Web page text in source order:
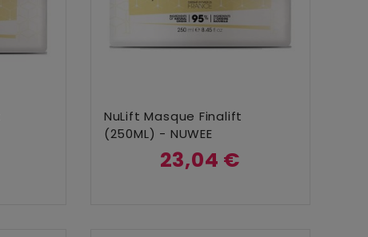
Ajouter Au Panier
NuLift Masque Finalift
(250ML) - NUWEE
23,04 €